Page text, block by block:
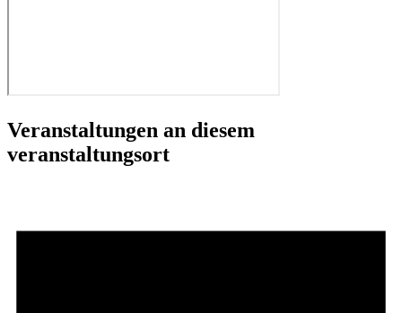
Veranstaltungen an diesem
veranstaltungsort